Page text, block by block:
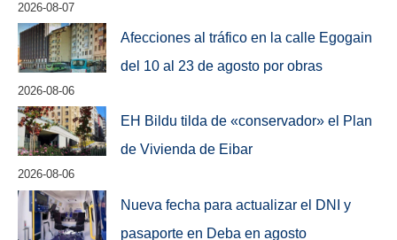
2026-08-07
Afecciones al tráfico en la calle Egogain
del 10 al 23 de agosto por obras
2026-08-06
EH Bildu tilda de «conservador» el Plan
de Vivienda de Eibar
2026-08-06
Nueva fecha para actualizar el DNI y
pasaporte en Deba en agosto